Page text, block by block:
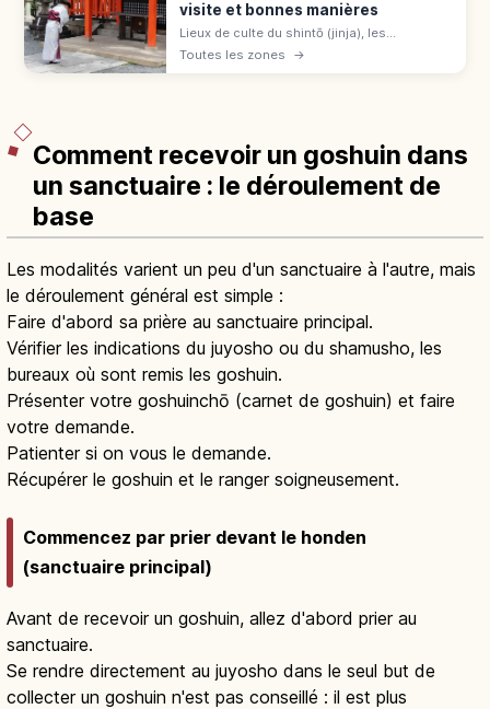
visite et bonnes manières
Lieux de culte du shintō (jinja), les
sanctuaires japonais sont environ 80 000
Toutes les zones →
Comment recevoir un goshuin dans
un sanctuaire : le déroulement de
base
Les modalités varient un peu d'un sanctuaire à l'autre, mais
le déroulement général est simple :
Faire d'abord sa prière au sanctuaire principal.
Vérifier les indications du juyosho ou du shamusho, les
bureaux où sont remis les goshuin.
Présenter votre goshuinchō (carnet de goshuin) et faire
votre demande.
Patienter si on vous le demande.
Récupérer le goshuin et le ranger soigneusement.
Commencez par prier devant le honden
(sanctuaire principal)
Avant de recevoir un goshuin, allez d'abord prier au
sanctuaire.
Se rendre directement au juyosho dans le seul but de
collecter un goshuin n'est pas conseillé : il est plus